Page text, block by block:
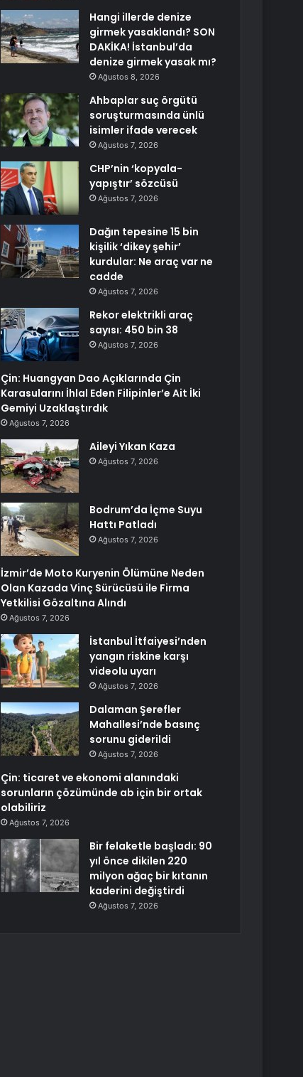
Hangi illerde denize
girmek yasaklandı? SON
DAKİKA! İstanbul’da
denize girmek yasak mı?
Ağustos 8, 2026
Ahbaplar suç örgütü
soruşturmasında ünlü
isimler ifade verecek
Ağustos 7, 2026
CHP’nin ‘kopyala-
yapıştır’ sözcüsü
Ağustos 7, 2026
Dağın tepesine 15 bin
kişilik ‘dikey şehir’
kurdular: Ne araç var ne
cadde
Ağustos 7, 2026
Rekor elektrikli araç
sayısı: 450 bin 38
Ağustos 7, 2026
Çin: Huangyan Dao Açıklarında Çin
Karasularını İhlal Eden Filipinler’e Ait İki
Gemiyi Uzaklaştırdık
Ağustos 7, 2026
Aileyi Yıkan Kaza
Ağustos 7, 2026
Bodrum’da İçme Suyu
Hattı Patladı
Ağustos 7, 2026
İzmir’de Moto Kuryenin Ölümüne Neden
Olan Kazada Vinç Sürücüsü ile Firma
Yetkilisi Gözaltına Alındı
Ağustos 7, 2026
İstanbul İtfaiyesi’nden
yangın riskine karşı
videolu uyarı
Ağustos 7, 2026
Dalaman Şerefler
Mahallesi’nde basınç
sorunu giderildi
Ağustos 7, 2026
Çin: ticaret ve ekonomi alanındaki
sorunların çözümünde ab için bir ortak
olabiliriz
Ağustos 7, 2026
Bir felaketle başladı: 90
yıl önce dikilen 220
milyon ağaç bir kıtanın
kaderini değiştirdi
Ağustos 7, 2026